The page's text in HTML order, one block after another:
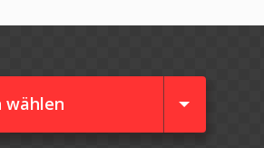
wählen